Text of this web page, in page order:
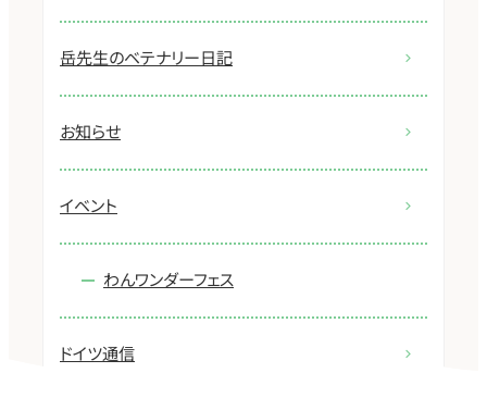
岳先生のベテナリー日記
お知らせ
イベント
わんワンダーフェス
ドイツ通信